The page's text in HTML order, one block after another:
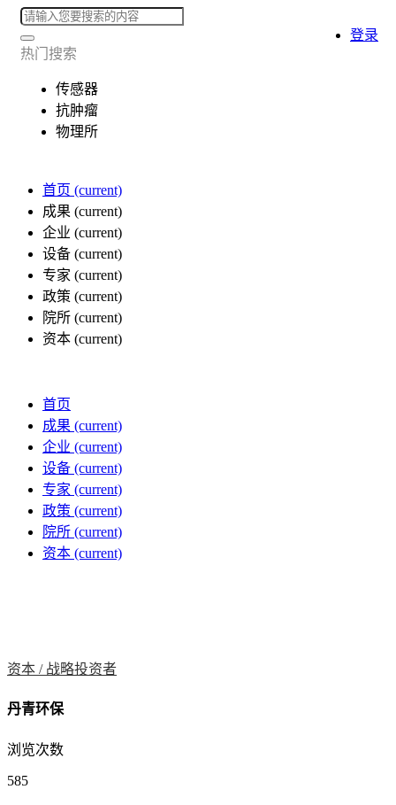
热门搜索
传感器
抗肿瘤
物理所
首页 (current)
成果 (current)
企业 (current)
设备 (current)
专家 (current)
政策 (current)
院所 (current)
资本 (current)
登录
首页
成果 (current)
企业 (current)
设备 (current)
专家 (current)
政策 (current)
院所 (current)
资本 (current)
资本 / 战略投资者
丹青环保
浏览次数
585